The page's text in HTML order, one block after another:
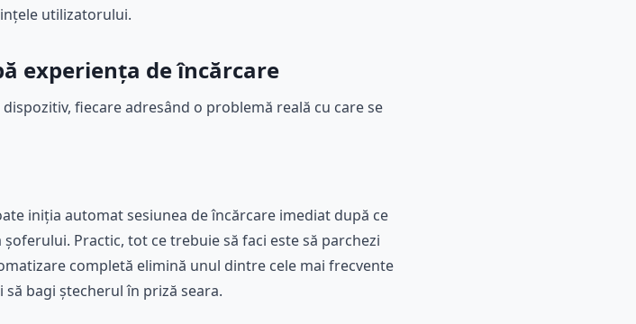
utilizatorului.
experiența de încărcare
fiecare adresând o problemă reală cu care se
iniția automat sesiunea de încărcare imediat după ce
Practic, tot ce trebuie să faci este să parchezi
completă elimină unul dintre cele mai frecvente
bagi ștecherul în priză seara.